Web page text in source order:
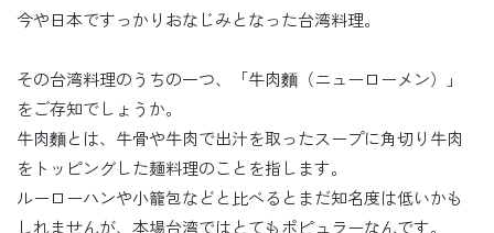
今や日本ですっかりおなじみとなった台湾料理。
その台湾料理のうちの一つ、「牛肉麵（ニューローメン）」
をご存知でしょうか。
牛肉麵とは、牛骨や牛肉で出汁を取ったスープに角切り牛肉
をトッピングした麺料理のことを指します。
ルーローハンや小籠包などと比べるとまだ知名度は低いかも
しれませんが、本場台湾ではとてもポピュラーなんです。